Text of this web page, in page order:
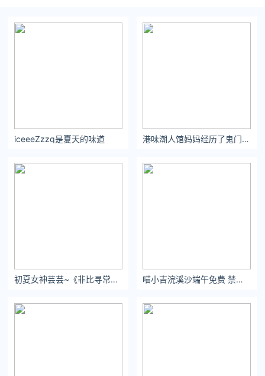
iceeeZzzq是夏天的味道 港味潮人馆妈妈经历了鬼门关才有了你 你却说人间不值得。
初夏女神芸芸~《非比寻常》你们还记得我是干嘛的吗？ 喵小吉浣溪沙端午免费 禁止上头，保持清醒